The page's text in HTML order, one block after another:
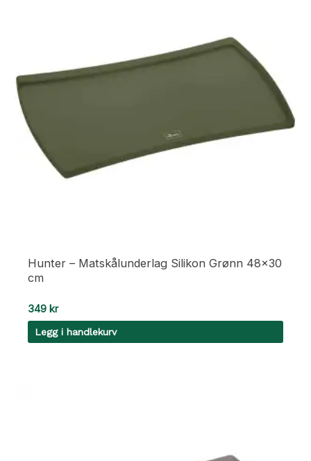
velges
på
Hunter – Matskålunderlag Silikon Grønn 48×30
cm
349 kr
Legg i handlekurv